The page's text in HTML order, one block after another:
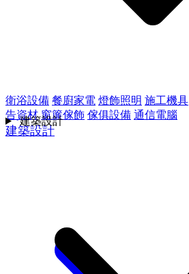
衛浴設備 餐廚家電 燈飾照明 施工機具
告資材 窗簾傢飾 傢俱設備 通信電腦
建築設計
建築設計